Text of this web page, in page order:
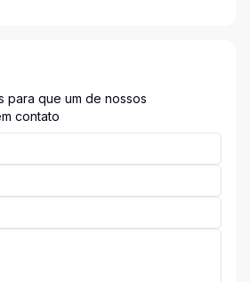
para que um de nossos
contato